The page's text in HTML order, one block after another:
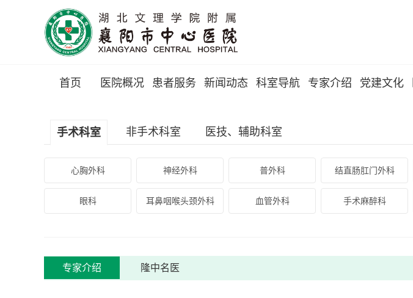
首页 医院概况 患者服务 新闻动态 科室导航 专家介绍 党建文化
手术科室 非手术科室 医技、辅助科室
心胸外科 神经外科 普外科 结直肠肛门外科
眼科 耳鼻咽喉头颈外科 血管外科 手术麻醉科
专家介绍 隆中名医